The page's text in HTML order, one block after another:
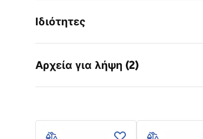
Ιδιότητες
Υλικό
Χρώμα
Αρχεία για λήψη (2)
συναρμολόγησης